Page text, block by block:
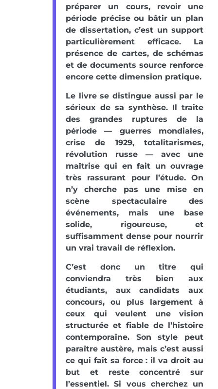
préparer un cours, revoir une
période précise ou bâtir un plan
de dissertation, c’est un support
particulièrement efficace. La
présence de cartes, de schémas
et de documents source renforce
encore cette dimension pratique.
Le livre se distingue aussi par le
sérieux de sa synthèse. Il traite
des grandes ruptures de la
période — guerres mondiales,
crise de 1929, totalitarismes,
révolution russe — avec une
maîtrise qui en fait un ouvrage
très rassurant pour l’étude. On
n’y cherche pas une mise en
scène spectaculaire des
événements, mais une base
solide, rigoureuse, et
suffisamment dense pour nourrir
un vrai travail de réflexion.
C’est donc un titre qui
conviendra très bien aux
étudiants, aux candidats aux
concours, ou plus largement à
ceux qui veulent une vision
structurée et fiable de l’histoire
contemporaine. Son style peut
paraître austère, mais c’est aussi
ce qui fait sa force : il va droit au
but et reste concentré sur
l’essentiel. Si vous cherchez un